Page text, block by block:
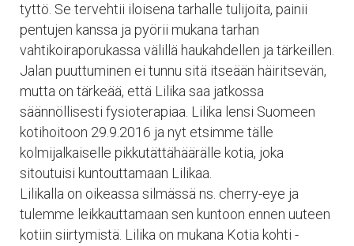
tyttö. Se tervehtii iloisena tarhalle tulijoita, painii
pentujen kanssa ja pyörii mukana tarhan
vahtikoiraporukassa välillä haukahdellen ja tärkeillen.
Jalan puuttuminen ei tunnu sitä itseään häiritsevän,
mutta on tärkeää, että Lilika saa jatkossa
säännöllisesti fysioterapiaa. Lilika lensi Suomeen
kotihoitoon 29.9.2016 ja nyt etsimme tälle
kolmijalkaiselle pikkutättähäärälle kotia, joka
sitoutuisi kuntouttamaan Lilikaa.
Lilikalla on oikeassa silmässä ns. cherry-eye ja
tulemme leikkauttamaan sen kuntoon ennen uuteen
kotiin siirtymistä. Lilika on mukana Kotia kohti -